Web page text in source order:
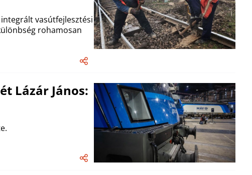
vasútfejlesztési
rohamosan
Lázár János: